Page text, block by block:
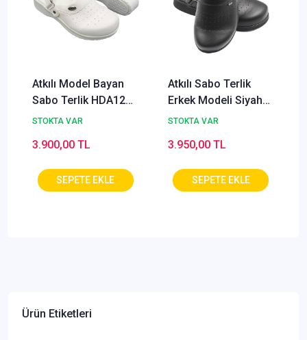
Atkılı Model Bayan
Sabo Terlik HDA126
(Ortopedik & Hakiki
STOKTA VAR
3.900,00 TL
Atkılı Sabo Terlik
Erkek Modeli Siyah
HDA626
STOKTA VAR
3.950,00 TL
Ürün Etiketleri